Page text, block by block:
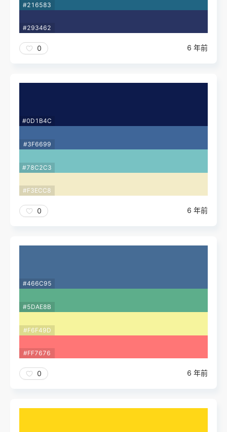
#216583
#293462
0 6 年前
#0D1B4C
#3F6699
#78C2C3
#F3ECC8
0 6 年前
#466C95
#5DAE8B
#F6F49D
#FF7676
0 6 年前